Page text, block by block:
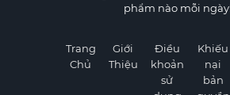
phẩm nào mỗi
Trang
Chủ
Giới
Thiệu
Điều
khoản
sử
Khiếu
nại
bản